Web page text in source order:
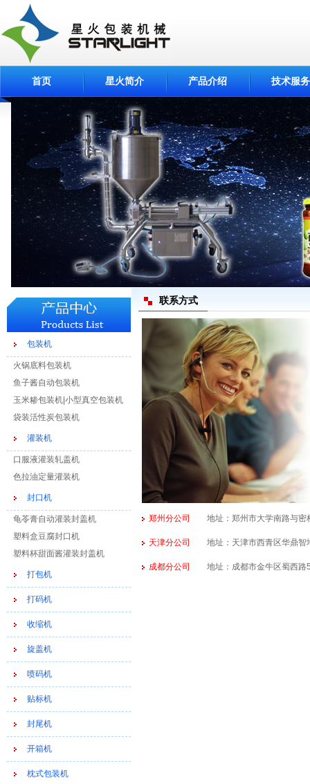
首页 星火简介 产品介绍 技术服务
包装机
火锅底料包装机
鱼子酱自动包装机
玉米糁包装机|小型真空包装机
袋装活性炭包装机
灌装机
口服液灌装轧盖机
色拉油定量灌装机
封口机
龟苓膏自动灌装封盖机
塑料盒豆腐封口机
塑料杯甜面酱灌装封盖机
打包机
打码机
收缩机
旋盖机
喷码机
贴标机
封尾机
开箱机
枕式包装机
联系方式
郑州分公司 地址：郑州市大学南路与密
天津分公司 地址：天津市西青区华鼎
成都分公司 地址：成都市金牛区蜀西路